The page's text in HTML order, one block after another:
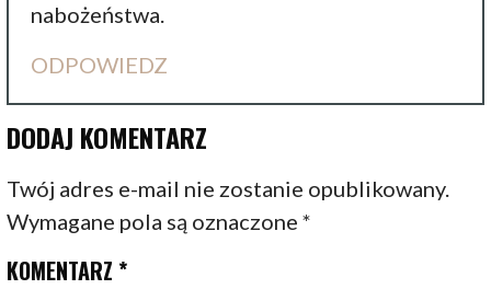
nabożeństwa.
ODPOWIEDZ
DODAJ KOMENTARZ
Twój adres e-mail nie zostanie opublikowany.
Wymagane pola są oznaczone*
KOMENTARZ *